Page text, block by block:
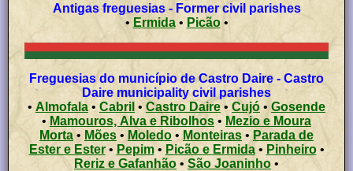
Antigas freguesias - Former civil parishes
• Ermida• Picão•
Freguesias do município de Castro Daire - Castro
Daire municipality civil parishes
• Almofala •Cabril • Castro Daire • Cujó • Gosende
•
Mamouros, Alva e Ribolhos • Mezio e Moura
Morta • Mões • Moledo • Monteiras • Parada de
Ester e Ester• Pepim• Picão e Ermida• Pinheiro•
Reriz e Gafanhão • São Joaninho •